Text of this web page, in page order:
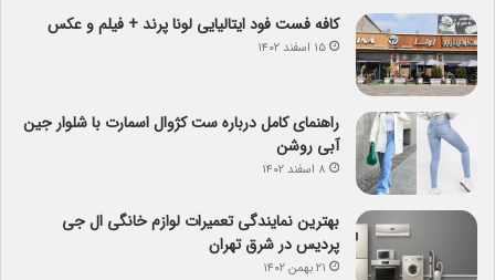
کافه فست فود ایتالیایی لونا پرند + فیلم و عکس
۱۵ اسفند ۱۴۰۲
راهنمای کامل درباره ست کژوال اسمارت با شلوار جین
آبی روشن
۸ اسفند ۱۴۰۲
بهترین نمایندگی تعمیرات لوازم خانگی ال جی
پردیس در شرق تهران
۲۱ بهمن ۱۴۰۲